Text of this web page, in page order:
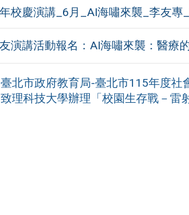
校慶演講_6月_AI海嘯來襲_李友專
演講活動報名：AI海嘯來襲：醫療
臺北市政府教育局-臺北市115年度社
致理科技大學辦理「校園生存戰－雷